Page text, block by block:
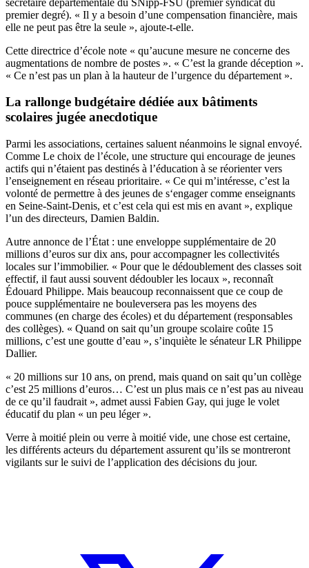
premier degré). « Il y a besoin d’une compensation financière, mais
elle ne peut pas être la seule », ajoute-t-elle.
Cette directrice d’école note « qu’aucune mesure ne concerne des
augmentations de nombre de postes ». « C’est la grande déception ».
« Ce n’est pas un plan à la hauteur de l’urgence du département ».
La rallonge budgétaire dédiée aux bâtiments
scolaires jugée anecdotique
Parmi les associations, certaines saluent néanmoins le signal envoyé.
Comme Le choix de l’école, une structure qui encourage de jeunes
actifs qui n’étaient pas destinés à l’éducation à se réorienter vers
l’enseignement en réseau prioritaire. « Ce qui m’intéresse, c’est la
volonté de permettre à des jeunes de s‘engager comme enseignants
en Seine-Saint-Denis, et c’est cela qui est mis en avant », explique
l’un des directeurs, Damien Baldin.
Autre annonce de l’État : une enveloppe supplémentaire de 20
millions d’euros sur dix ans, pour accompagner les collectivités
locales sur l’immobilier. « Pour que le dédoublement des classes soit
effectif, il faut aussi souvent dédoubler les locaux », reconnaît
Édouard Philippe. Mais beaucoup reconnaissent que ce coup de
pouce supplémentaire ne bouleversera pas les moyens des
communes (en charge des écoles) et du département (responsables
des collèges). « Quand on sait qu’un groupe scolaire coûte 15
millions, c’est une goutte d’eau », s’inquiète le sénateur LR Philippe
Dallier.
« 20 millions sur 10 ans, on prend, mais quand on sait qu’un collège
c’est 25 millions d’euros… C’est un plus mais ce n’est pas au niveau
de ce qu’il faudrait », admet aussi Fabien Gay, qui juge le volet
éducatif du plan « un peu léger ».
Verre à moitié plein ou verre à moitié vide, une chose est certaine,
les différents acteurs du département assurent qu’ils se montreront
vigilants sur le suivi de l’application des décisions du jour.